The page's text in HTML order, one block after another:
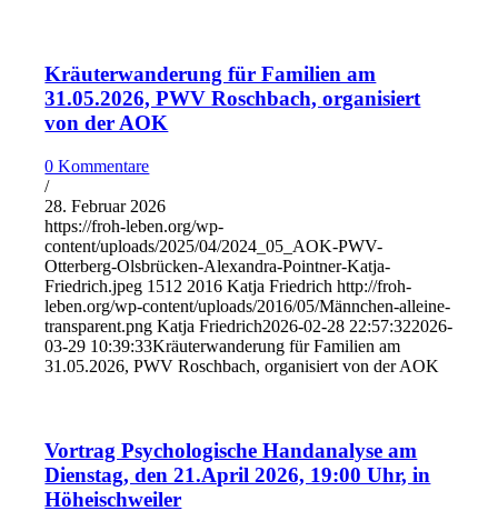
Kräuterwanderung für Familien am
31.05.2026, PWV Roschbach, organisiert
von der AOK
0 Kommentare
/
28. Februar 2026
https://froh-leben.org/wp-
content/uploads/2025/04/2024_05_AOK-PWV-
Otterberg-Olsbrücken-Alexandra-Pointner-Katja-
Friedrich.jpeg 1512 2016 Katja Friedrich http://froh-
leben.org/wp-content/uploads/2016/05/Männchen-alleine-
transparent.png Katja Friedrich2026-02-28 22:57:322026-
03-29 10:39:33Kräuterwanderung für Familien am
31.05.2026, PWV Roschbach, organisiert von der AOK
Vortrag Psychologische Handanalyse am
Dienstag, den 21.April 2026, 19:00 Uhr, in
Höheischweiler